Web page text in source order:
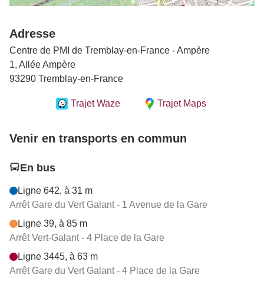
Adresse
Centre de PMI de Tremblay-en-France - Ampère
1, Allée Ampère
93290 Tremblay-en-France
Trajet Waze Trajet Maps
Venir en transports en commun
En bus
Ligne 642, à 31 m
Arrêt Gare du Vert Galant - 1 Avenue de la Gare
Ligne 39, à 85 m
Arrêt Vert-Galant - 4 Place de la Gare
Ligne 3445, à 63 m
Arrêt Gare du Vert Galant - 4 Place de la Gare